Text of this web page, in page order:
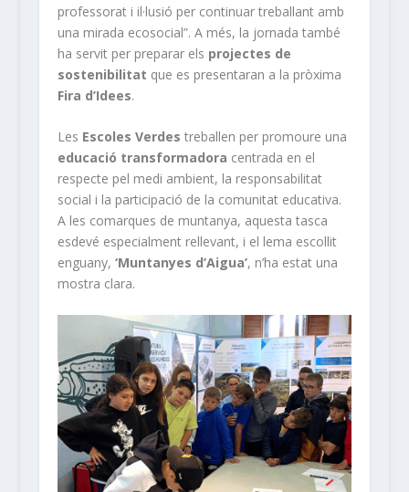
professorat i il·lusió per continuar treballant amb
una mirada ecosocial”. A més, la jornada també
ha servit per preparar els projectes de
sostenibilitat que es presentaran a la pròxima
Fira d’Idees.
Les Escoles Verdes treballen per promoure una
educació transformadora centrada en el
respecte pel medi ambient, la responsabilitat
social i la participació de la comunitat educativa.
A les comarques de muntanya, aquesta tasca
esdevé especialment rellevant, i el lema escollit
enguany, ‘Muntanyes d’Aigua’, n’ha estat una
mostra clara.